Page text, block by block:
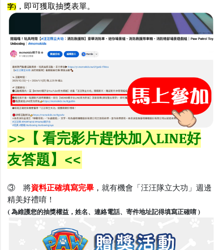
字) ，即可獲取抽獎表單。
>>【 看完影片趕快加入LINE好
友答題】<<
③ 將資料正確填寫完畢 ， 就有機會「汪汪隊立大功」週邊
精美好禮唷！
( 為維護您的抽獎權益，姓名、連絡電話、寄件地址記得填寫正確唷 )